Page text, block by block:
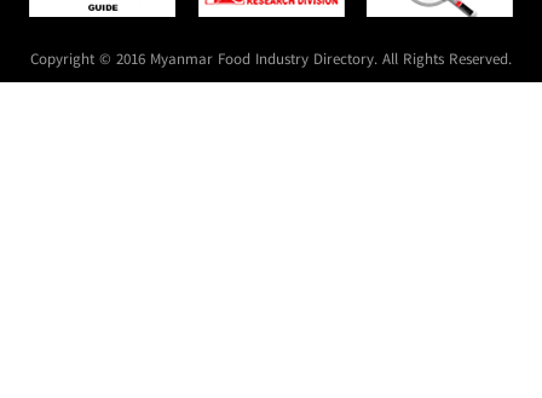
Copyright © 2016 Myanmar Food Industry Directory. All Rights Reserved.